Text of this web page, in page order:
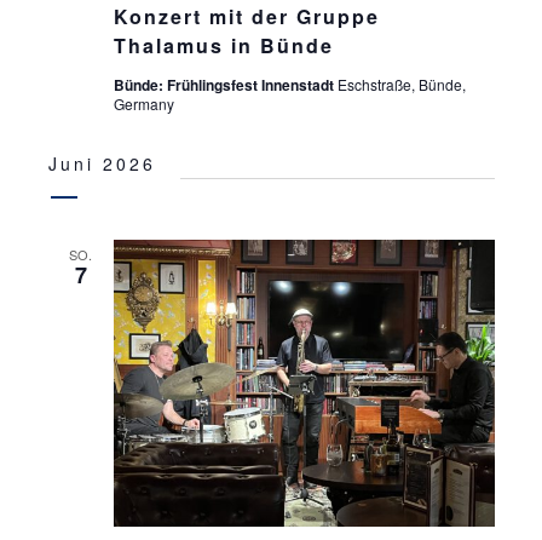
Konzert mit der Gruppe
Thalamus in Bünde
Bünde: Frühlingsfest Innenstadt Eschstraße, Bünde,
Germany
Juni 2026
SO.
7